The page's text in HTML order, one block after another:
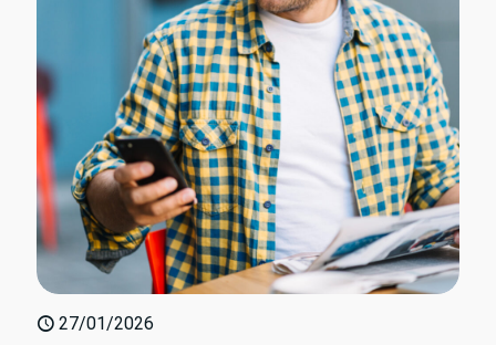
27/01/2026